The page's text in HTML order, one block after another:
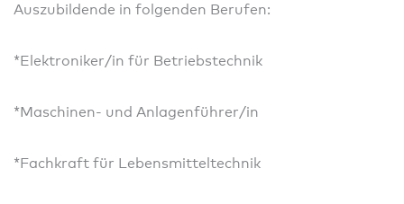
Auszubildende in folgenden Berufen:
*Elektroniker/in für Betriebstechnik
*Maschinen- und Anlagenführer/in
*Fachkraft für Lebensmitteltechnik